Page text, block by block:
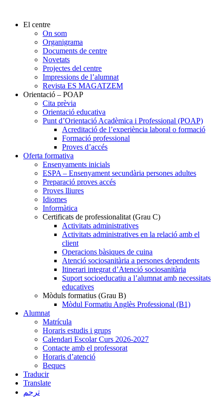
El centre
On som
Organigrama
Documents de centre
Novetats
Projectes del centre
Impressions de l’alumnat
Revista ES MAGATZEM
Orientació – POAP
Cita prèvia
Orientació educativa
Punt d’Orientació Acadèmica i Professional (POAP)
Acreditació de l’experiència laboral o formació
Formació professional
Proves d’accés
Oferta formativa
Ensenyaments inicials
ESPA – Ensenyament secundària persones adultes
Preparació proves accés
Proves lliures
Idiomes
Informàtica
Certificats de professionalitat (Grau C)
Activitats administratives
Activitats administratives en la relació amb el
client
Operacions bàsiques de cuina
Atenció sociosanitària a persones dependents
Itinerari integrat d’Atenció sociosanitària
Suport socioeducatiu a l’alumnat amb necessitats
educatives
Mòduls formatius (Grau B)
Mòdul Formatiu Anglès Professional (B1)
Alumnat
Matrícula
Horaris estudis i grups
Calendari Escolar Curs 2026-2027
Contacte amb el professorat
Horaris d’atenció
Beques
Traducir
Translate
ترجم